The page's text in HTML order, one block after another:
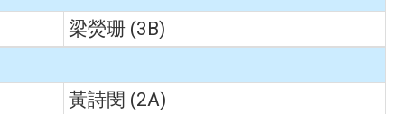
梁熒珊 (3B)
黃詩閔 (2A)